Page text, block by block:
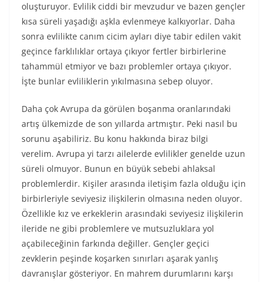
oluşturuyor. Evlilik ciddi bir mevzudur ve bazen gençler
kısa süreli yaşadığı aşkla evlenmeye kalkıyorlar. Daha
sonra evlilikte canım cicim ayları diye tabir edilen vakit
geçince farklılıklar ortaya çıkıyor fertler birbirlerine
tahammül etmiyor ve bazı problemler ortaya çıkıyor.
İşte bunlar evliliklerin yıkılmasına sebep oluyor.
Daha çok Avrupa da görülen boşanma oranlarındaki
artış ülkemizde de son yıllarda artmıştır. Peki nasıl bu
sorunu aşabiliriz. Bu konu hakkında biraz bilgi
verelim. Avrupa yi tarzı ailelerde evlilikler genelde uzun
süreli olmuyor. Bunun en büyük sebebi ahlaksal
problemlerdir. Kişiler arasında iletişim fazla olduğu için
birbirleriyle seviyesiz ilişkilerin olmasına neden oluyor.
Özellikle kız ve erkeklerin arasındaki seviyesiz ilişkilerin
ileride ne gibi problemlere ve mutsuzluklara yol
açabileceğinin farkında değiller. Gençler geçici
zevklerin peşinde koşarken sınırları aşarak yanlış
davranışlar gösteriyor. En mahrem durumlarını karşı